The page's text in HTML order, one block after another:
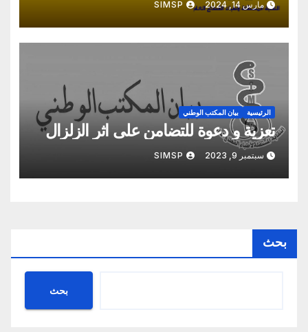
مارس 14, 2024 SIMSP
الرئيسية بيان المكتب الوطني
تعزية و دعوة للتضامن على اثر الزلزال
سبتمبر 9, 2023 SIMSP
بحث
بحث